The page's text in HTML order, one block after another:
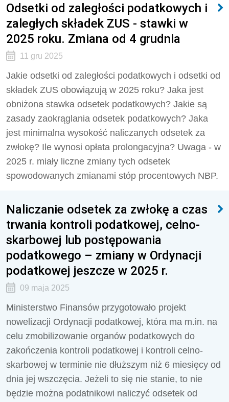
Odsetki od zaległości podatkowych i
zaległych składek ZUS - stawki w
2025 roku. Zmiana od 4 grudnia
11 gru 2025
Jakie odsetki od zaległości podatkowych i odsetki od
składek ZUS obowiązują w 2025 roku? Jaka jest
obniżona stawka odsetek podatkowych? Jakie są
zasady zaokrąglania odsetek podatkowych? Jaka
jest minimalna wysokość naliczanych odsetek za
zwłokę? Ile wynosi opłata prolongacyjna? Uwaga - w
2025 r. miały liczne zmiany tych odsetek
spowodowanych zmianami stóp procentowych NBP.
Naliczanie odsetek za zwłokę a czas
trwania kontroli podatkowej, celno-
skarbowej lub postępowania
podatkowego – zmiany w Ordynacji
podatkowej jeszcze w 2025 r.
09 maja 2025
Ministerstwo Finansów przygotowało projekt
nowelizacji Ordynacji podatkowej, która ma m.in. na
celu zmobilizowanie organów podatkowych do
zakończenia kontroli podatkowej i kontroli celno-
skarbowej w terminie nie dłuższym niż 6 miesięcy od
dnia jej wszczęcia. Jeżeli to się nie stanie, to nie
będzie można podatnikowi naliczyć odsetek od